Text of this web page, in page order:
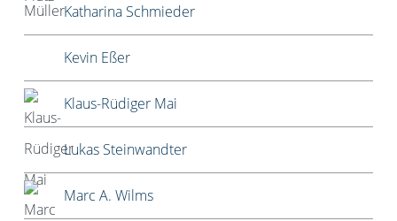
Katharina Schmieder
Kevin Eßer
Klaus-Rüdiger Mai
Lukas Steinwandter
Marc A. Wilms